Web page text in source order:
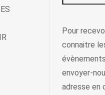
Pour
connaitre
envoyer-
adresse en